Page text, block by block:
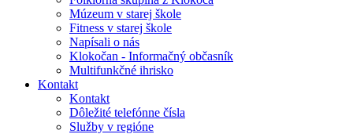
Múzeum v starej škole
Fitness v starej škole
Napísali o nás
Klokočan - Informačný občasník
Multifunkčné ihrisko
Kontakt
Kontakt
Dôležité telefónne čísla
Služby v regióne